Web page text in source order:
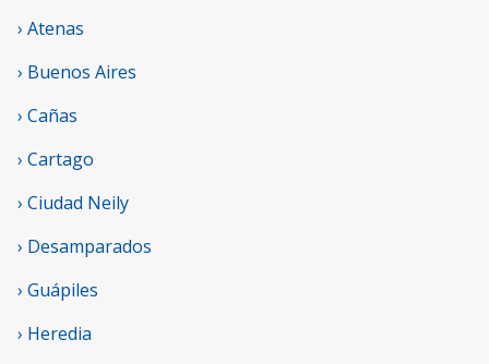
› Atenas
› Buenos Aires
› Cañas
› Cartago
› Ciudad Neily
› Desamparados
› Guápiles
› Heredia